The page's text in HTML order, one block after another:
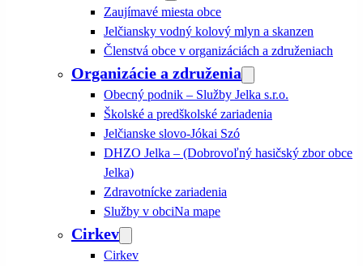
Zaujímavé miesta obce
Jelčiansky vodný kolový mlyn a skanzen
Členstvá obce v organizáciách a združeniach
Organizácie a združenia
Obecný podnik – Služby Jelka s.r.o.
Školské a predškolské zariadenia
Jelčianske slovo-Jókai Szó
DHZO Jelka – (Dobrovoľný hasičský zbor obce
Jelka)
Zdravotnícke zariadenia
Služby v obciNa mape
Cirkev
Cirkev